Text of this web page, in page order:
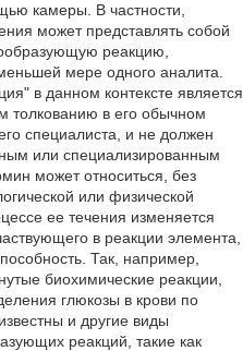
камеры. В частности,
может представлять собой
реакцию,
мере одного аналита.
в данном контексте является
в его обычном
специалиста, и не должен
или специализированным
может относиться, без
или физической
ее течения изменяется
в реакции элемента,
Так, например,
биохимические реакции,
глюкозы в крови по
и другие виды
реакций, такие как